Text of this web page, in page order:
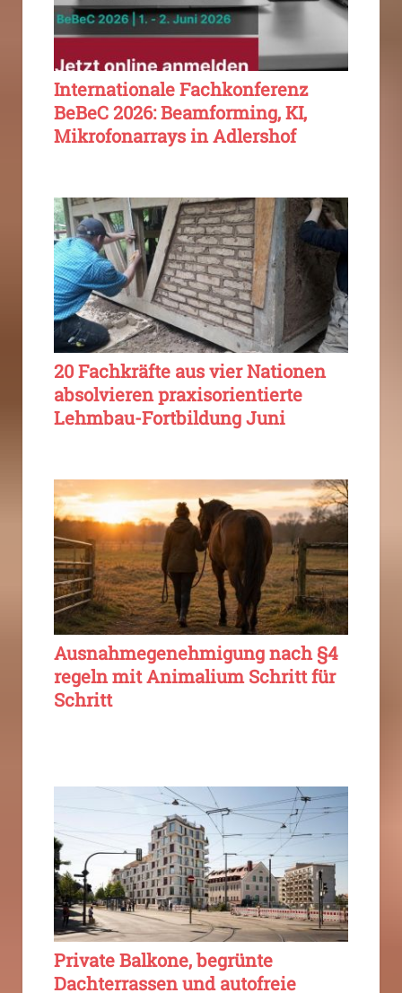
Internationale Fachkonferenz
BeBeC 2026: Beamforming, KI,
Mikrofonarrays in Adlershof
20 Fachkräfte aus vier Nationen
absolvieren praxisorientierte
Lehmbau-Fortbildung Juni
Ausnahmegenehmigung nach §4
regeln mit Animalium Schritt für
Schritt
Private Balkone, begrünte
Dachterrassen und autofreie